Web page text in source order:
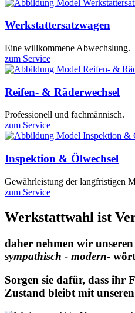
Werkstattersatzwagen
Eine willkommene Abwechslung.
zum Service
Reifen- & Räderwechsel
Professionell und fachmännisch.
zum Service
Inspektion & Ölwechsel
Gewährleistung der langfristigen
zum Service
Werkstattwahl ist
daher nehmen wir
sympathisch - modern-
Sorgen sie dafür, dass ihr
Zustand bleibt mit